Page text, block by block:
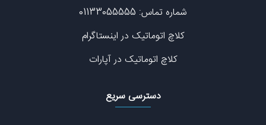
شماره تماس: 01133055555
کلاچ اتوماتیک در اینستاگرام
کلاچ اتوماتیک در آپارات
دسترسی سریع